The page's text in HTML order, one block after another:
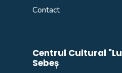
Contact
Centrul Cultural
Sebeș